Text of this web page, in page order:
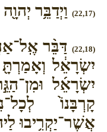
(22,17) וַיְדַבֵּ֥ר
(22,18)
דַּבֵּ֨ר
יִשְׂרָאֵ֔ל
יִשְׂרָאֵ֜ל
קָרְבָּנוֹ֙
אֲשֶׁר־יַקְרִ֥יבוּ